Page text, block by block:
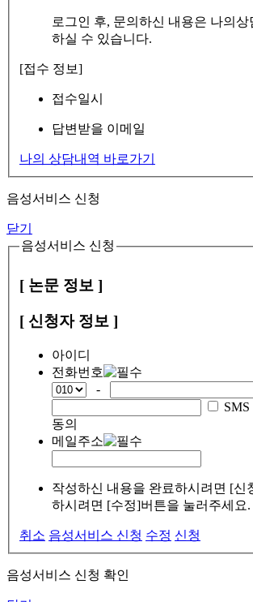
로그인 후, 문의하신 내용은 나의상
하실 수 있습니다.
[접수 정보]
접수일시
답변받을 이메일
나의 상담내역 바로가기
음성서비스 신청
닫기
음성서비스 신청
[ 논문 정보 ]
[ 신청자 정보 ]
아이디
전화번호
-
동의
메일주소
작성하신 내용을 완료하시려면 [신
하시려면 [수정]버튼을 눌러주세요.
취소 음성서비스 신청 수정 신청
음성서비스 신청 확인